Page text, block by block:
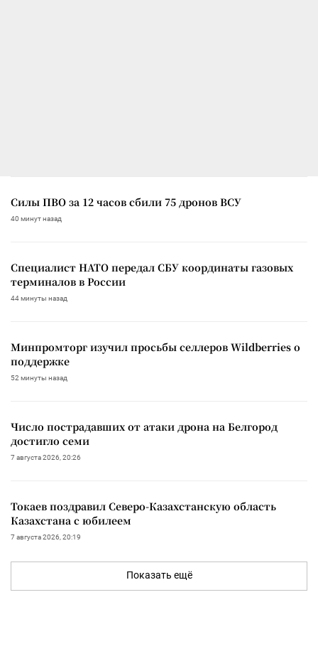
Силы ПВО за 12 часов сбили 75 дронов ВСУ
40 минут назад
Специалист НАТО передал СБУ координаты газовых
терминалов в России
44 минуты назад
Минпромторг изучил просьбы селлеров Wildberries о
поддержке
52 минуты назад
Число пострадавших от атаки дрона на Белгород
достигло семи
7 августа 2026, 20:26
Токаев поздравил Северо-Казахстанскую область
Казахстана с юбилеем
7 августа 2026, 20:19
Показать ещё